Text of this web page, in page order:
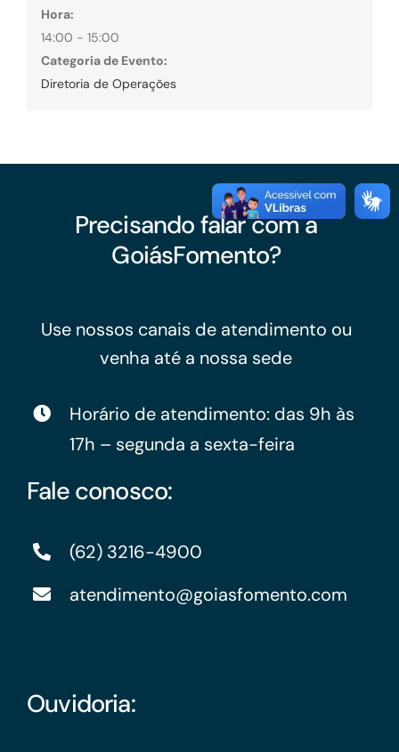
Hora:
14:00 - 15:00
Categoria de Evento:
Diretoria de Operações
Precisando falar com a
GoiásFomento?
Use nossos canais de atendimento ou
venha até a nossa sede
Horário de atendimento: das 9h às
17h – segunda a sexta-feira
Fale conosco:
(62) 3216-4900
atendimento@goiasfomento.com
Ouvidoria: